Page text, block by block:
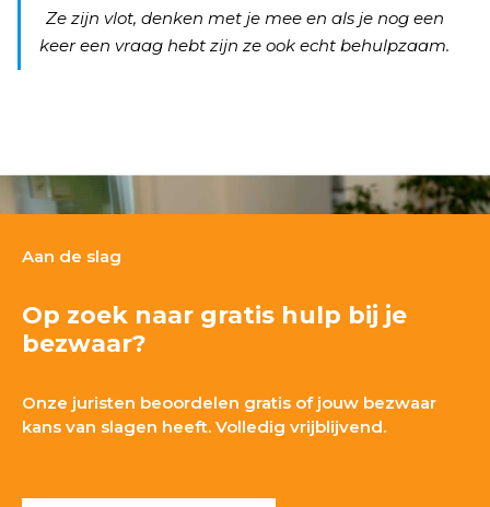
Ze zijn vlot, denken met je mee en als je nog een
keer een vraag hebt zijn ze ook echt behulpzaam.
Aan de slag
Op zoek naar gratis hulp bij je
bezwaar?
Onze juristen beoordelen gratis of jouw bezwaar
kans van slagen heeft. Volledig vrijblijvend.